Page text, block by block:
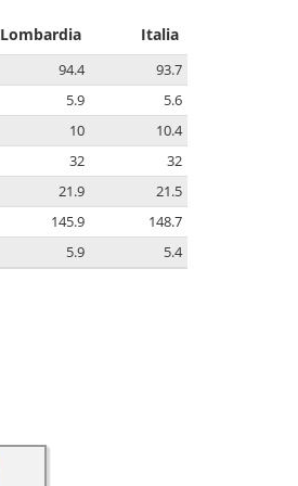
Lombardia Italia
94.4
93.7
5.9
5.6
10
10.4
32
32
21.9
21.5
145.9
148.7
5.9 5.4